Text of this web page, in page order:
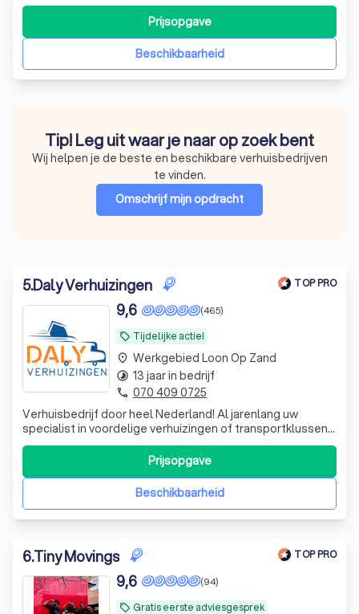
Beschikbaarheid
Prijsopgave
Tip! Leg uit waar je naar op zoek bent
Wij helpen je de beste en beschikbare verhuisbedrijven
te vinden.
Omschrijf mijn opdracht
5.Daly Verhuizingen TOP PRO
local_offer Tijdelijke actie!
(465)
9,6
Verhuisbedrijf door heel Nederland! Al jarenlang uw
specialist in voordelige verhuizingen of transportklussen
door heel Nederland. Onze missie is om u volledig te
ontzorgen van uw verhuizing. Hierbij staat u als klant
centraal, waarbij wij uw wensen onze prioriteit zijn. Vraag
vrijblijvend uw prijs
Beschikbaarheid
Prijsopgave
place Werkgebied Loon Op Zand
timelapse 13 jaar in bedrijf
phone 070 409 0725
6.Tiny Movings TOP PRO
local_offer Gratis eerste adviesgesprek
(94)
9,6